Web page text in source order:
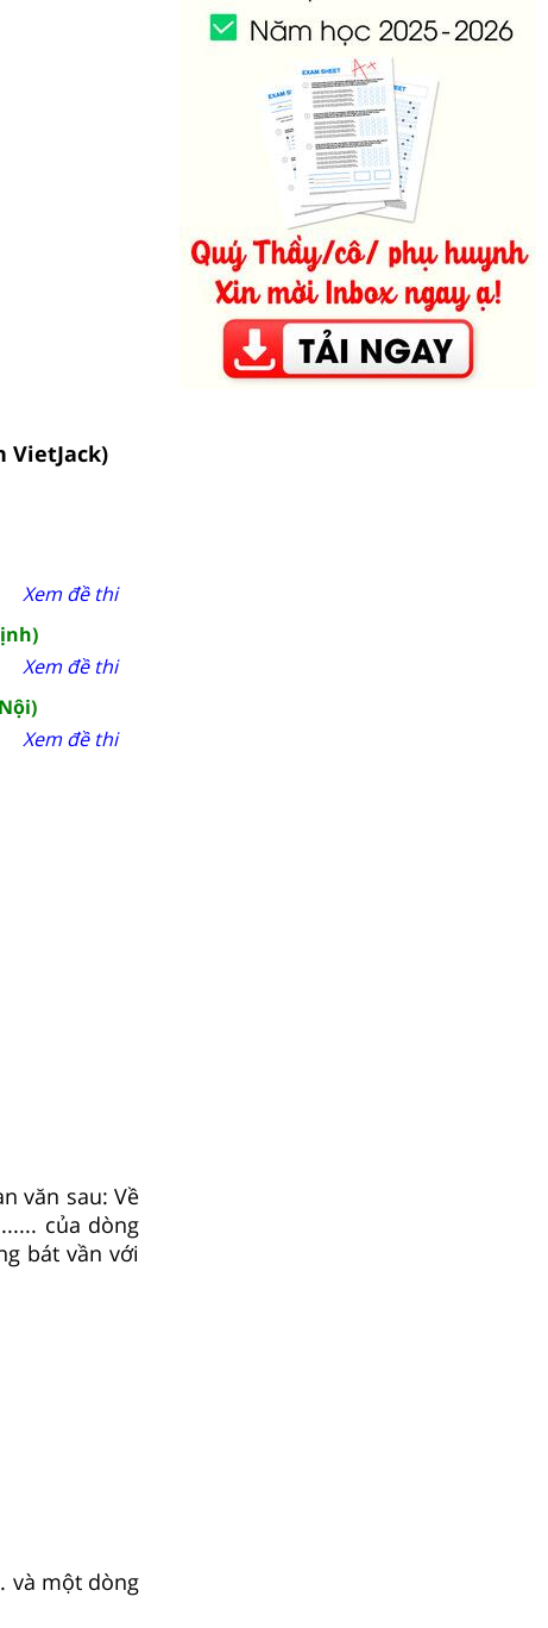
VietJack)
Xem đề thi
Xem đề thi
Xem đề thi
văn sau: Về
của dòng
bát vần với
và một dòng